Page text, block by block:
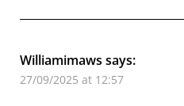
Williamimaws says:
27/09/2025 at 12:57